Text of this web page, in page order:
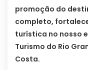
promoção do
completo,
turística no nosso
Turismo do Rio
Costa.